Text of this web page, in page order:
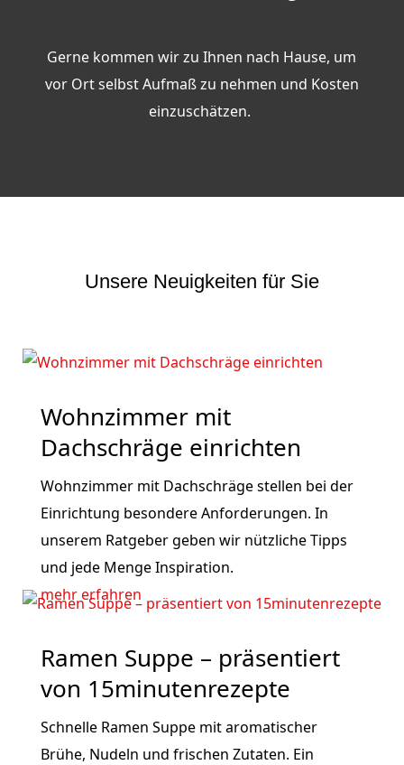
Gerne kommen wir zu Ihnen nach Hause, um
vor Ort selbst Aufmaß zu nehmen und Kosten
einzuschätzen.
Unsere Neuigkeiten für Sie
Wohnzimmer mit
Dachschräge einrichten
Wohnzimmer mit Dachschräge stellen bei der
Einrichtung besondere Anforderungen. In
unserem Ratgeber geben wir nützliche Tipps
und jede Menge Inspiration.
mehr erfahren
Ramen Suppe – präsentiert
von 15minutenrezepte
Schnelle Ramen Suppe mit aromatischer
Brühe, Nudeln und frischen Zutaten. Ein